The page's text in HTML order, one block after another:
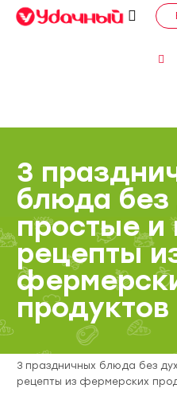
3
блюда без
простые и
рецепты
продуктов
3 праздничных блюда без
рецепты из фермерских